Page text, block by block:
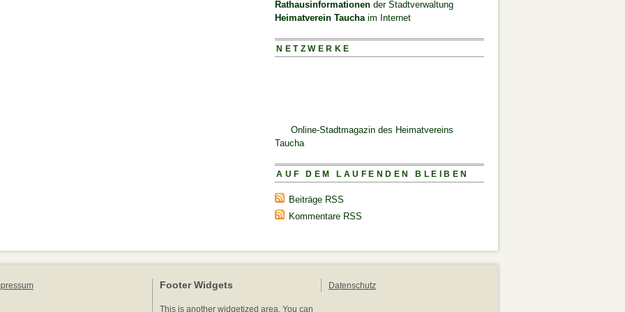
Rathausinformationen der Stadtverwaltung
Heimatverein Tauchaim Internet
NETZWERKE
Online-Stadtmagazin des Heimatvereins
Taucha
AUF DEM LAUFENDEN BLEIBEN
Beiträge RSS
Kommentare RSS
Footer Widgets
This is another widgetized area. You can
Datenschutz